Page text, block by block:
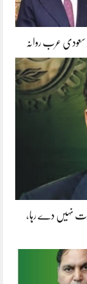
سعودی عرب روانہ
نہیں دے رہا،